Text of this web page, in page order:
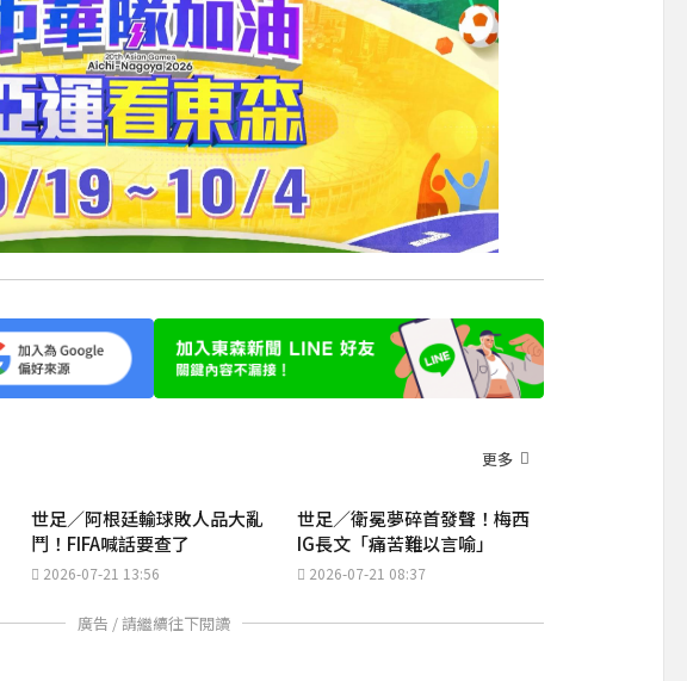
更多
世足／阿根廷輸球敗人品大亂
鬥！FIFA喊話要查了
2026-07-21 13:56
世足／衛冕夢碎首發聲！梅西
IG長文「痛苦難以言喻」
2026-07-21 08:37
廣告 / 請繼續往下閱讀